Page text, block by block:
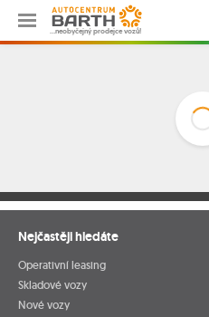
…neobyčejný prodejce vozů!
Nejčastěji hledáte
Operativní leasing
Skladové vozy
Nové vozy